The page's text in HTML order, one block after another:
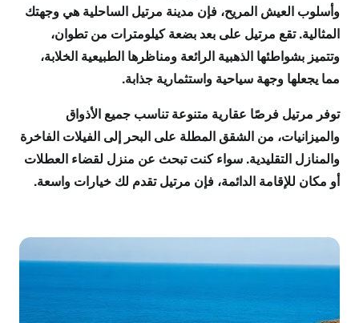
وأسلوب العيش المريح، فإن مدينة مرتيل الساحلية هي وجهتك
المثالية. تقع مرتيل على بعد بضعة كيلومترات من تطوان،
وتتميز بشواطئها الذهبية الرائعة ومناظرها الطبيعية الخلابة،
مما يجعلها وجهة سياحية واستثمارية جذابة.
توفر مرتيل فرصًا عقارية متنوعة تناسب جميع الأذواق
والميزانيات، من الشقق المطلة على البحر إلى الفيلات الفاخرة
والمنازل التقليدية. سواء كنت تبحث عن منزل لقضاء العطلات
أو مكان للإقامة الدائمة، فإن مرتيل تقدم لك خيارات واسعة.